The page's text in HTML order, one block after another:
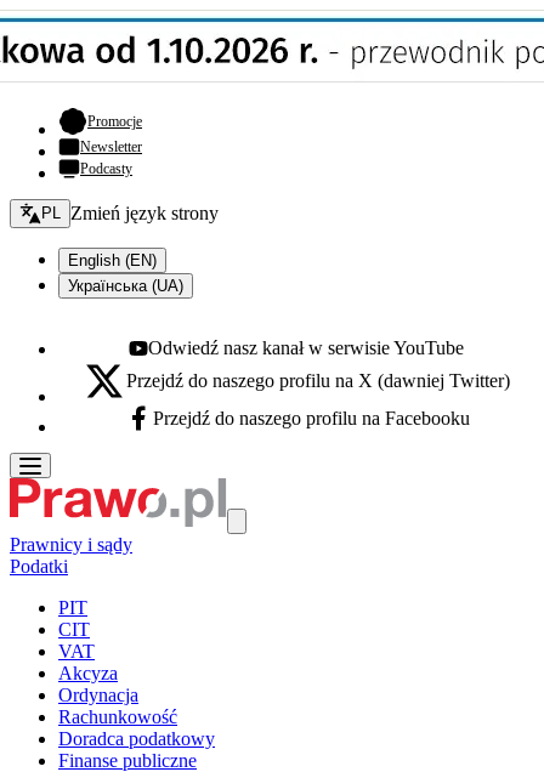
Promocje- otwiera się w nowej karcie
Newsletter
Podcasty
Zmień język - bieżący:
PL Zmień język strony
English (EN)
Українська (UA)
Youtube - otwiera się w nowej karcie
Odwiedź nasz kanał w serwisie YouTube
X - otwiera się w nowej karcie
Przejdź do naszego profilu na X (dawniej Twitter)
Facebook - otwiera się w nowej karcie
Przejdź do naszego profilu na Facebooku
Prawnicy i sądy
Podatki
PIT
CIT
VAT
Akcyza
Ordynacja
Rachunkowość
Doradca podatkowy
Finanse publiczne